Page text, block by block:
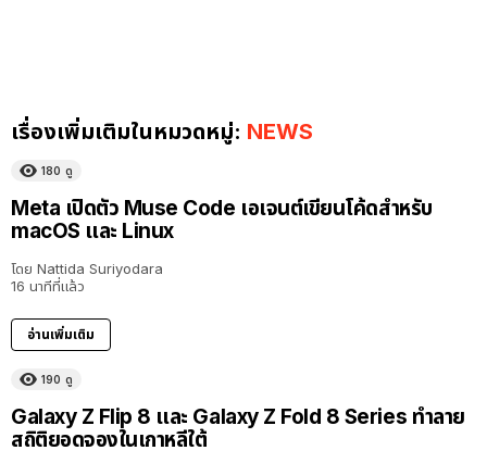
เรื่องเพิ่มเติมในหมวดหมู่: NEWS
180 ดู
Meta เปิดตัว Muse Code เอเจนต์เขียนโค้ดสำหรับ
macOS และ Linux
โดย Nattida Suriyodara
16 นาทีที่แล้ว
อ่านเพิ่มเติม
190 ดู
Galaxy Z Flip 8 และ Galaxy Z Fold 8 Series ทำลาย
สถิติยอดจองในเกาหลีใต้